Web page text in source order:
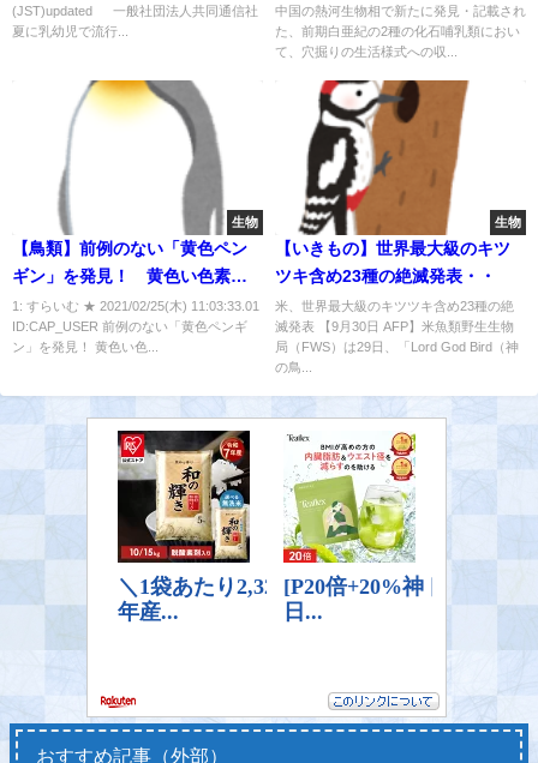
(JST)updated © 一般社団法人共同通信社
夏に乳幼児で流行...
中国の熱河生物相で新たに発見・記載され
た、前期白亜紀の2種の化石哺乳類におい
て、穴掘りの生活様式への収...
生物
【鳥類】前例のない「黄色ペン
ギン」を発見！ 黄色い色素が
アルビノだけでは説明できない
1: すらいむ ★ 2021/02/25(木) 11:03:33.01
ID:CAP_USER 前例のない「黄色ペンギ
ン」を発見！ 黄色い色...
生物
【いきもの】世界最大級のキツ
ツキ含め23種の絶滅発表・・
米、世界最大級のキツツキ含め23種の絶
滅発表 【9月30日 AFP】米魚類野生生物
局（FWS）は29日、「Lord God Bird（神
の鳥...
おすすめ記事（外部）